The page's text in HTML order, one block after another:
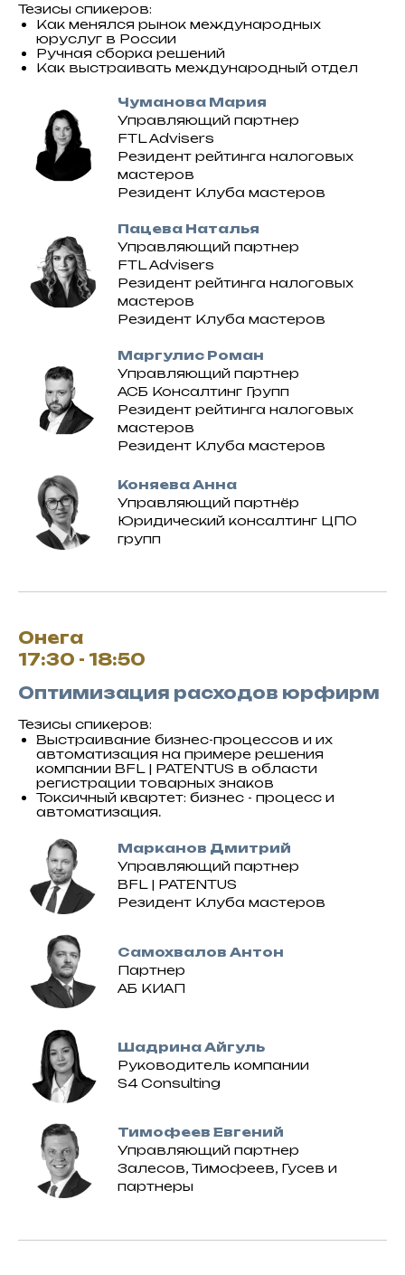
Тезисы спикеров:
Как менялся рынок международных
юруслуг в России
Ручная сборка решений
Как выстраивать международный отдел
Чуманова Мария
Управляющий партнер
FTL Advisers
Резидент рейтинга налоговых
мастеров
Резидент Клуба мастеров
Пацева Наталья
Управляющий партнер
FTL Advisers
Резидент рейтинга налоговых
мастеров
Резидент Клуба мастеров
Маргулис Роман
Управляющий партнер
АСБ Консалтинг Групп
Резидент рейтинга налоговых
мастеров
Резидент Клуба мастеров
Коняева Анна
Управляющий партнёр
Юридический консалтинг ЦПО
групп
Онега
17:30 - 18:50
Оптимизация расходов юрфирм
Тезисы спикеров:
Выстраивание бизнес-процессов и их
автоматизация на примере решения
компании BFL | PATENTUS в области
регистрации товарных знаков
Токсичный квартет: бизнес - процесс и
автоматизация.
Марканов Дмитрий
Управляющий партнер
BFL | PATENTUS
Резидент Клуба мастеров
Самохвалов Антон
Партнер
АБ КИАП
Шадрина Айгуль
Руководитель компании
S4 Consulting
Тимофеев Евгений
Управляющий партнер
Залесов, Тимофеев, Гусев и
партнеры